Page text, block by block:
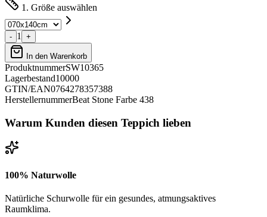
1. Größe auswählen
- 1 +
In den Warenkorb
ProduktnummerSW10365
Lagerbestand10000
GTIN/EAN0764278357388
HerstellernummerBeat Stone Farbe 438
Warum Kunden diesen Teppich lieben
100% Naturwolle
Natürliche Schurwolle für ein gesundes, atmungsaktives
Raumklima.